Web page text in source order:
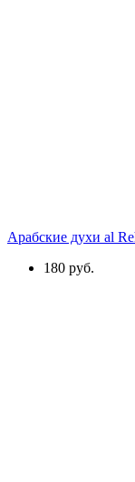
Арабские духи al
180 руб.